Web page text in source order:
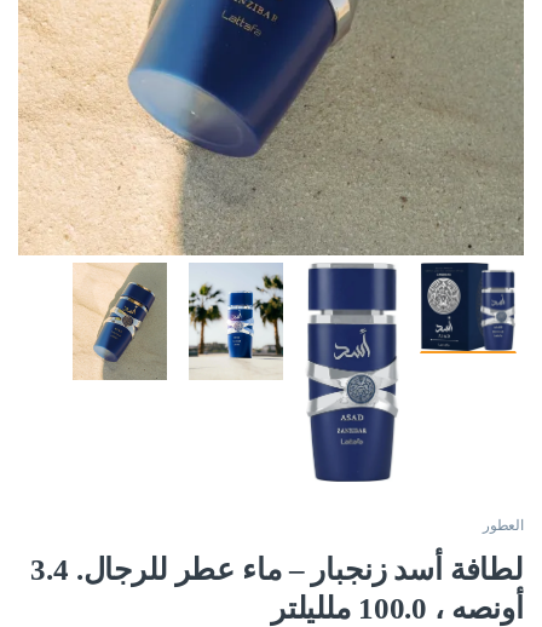
العطور
لطافة أسد زنجبار – ماء عطر للرجال. 3.4
أونصه ، 100.0 ملليلتر